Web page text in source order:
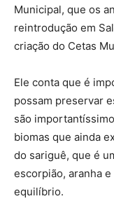
Municipal, que os
reintrodução em
criação do Cetas
Ele conta que é
possam preservar
são
biomas que ainda
do sariguê, que é
escorpião, aranha
equilíbrio.